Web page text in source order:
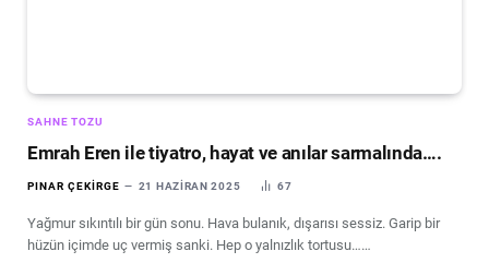
SAHNE TOZU
Emrah Eren ile tiyatro, hayat ve anılar sarmalında….
PINAR ÇEKIRGE 21 HAZIRAN 2025 67
Yağmur sıkıntılı bir gün sonu. Hava bulanık, dışarısı sessiz. Garip bir
hüzün içimde uç vermiş sanki. Hep o yalnızlık tortusu……